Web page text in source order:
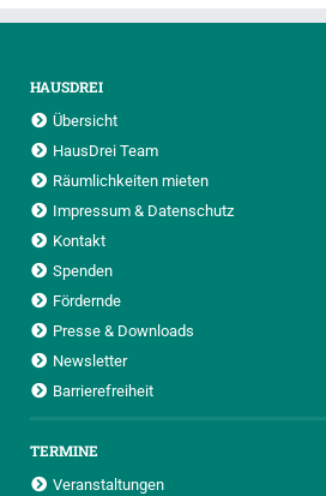
HAUSDREI
Übersicht
HausDrei Team
Räumlichkeiten mieten
Impressum & Datenschutz
Kontakt
Spenden
Fördernde
Presse & Downloads
Newsletter
Barrierefreiheit
TERMINE
Veranstaltungen